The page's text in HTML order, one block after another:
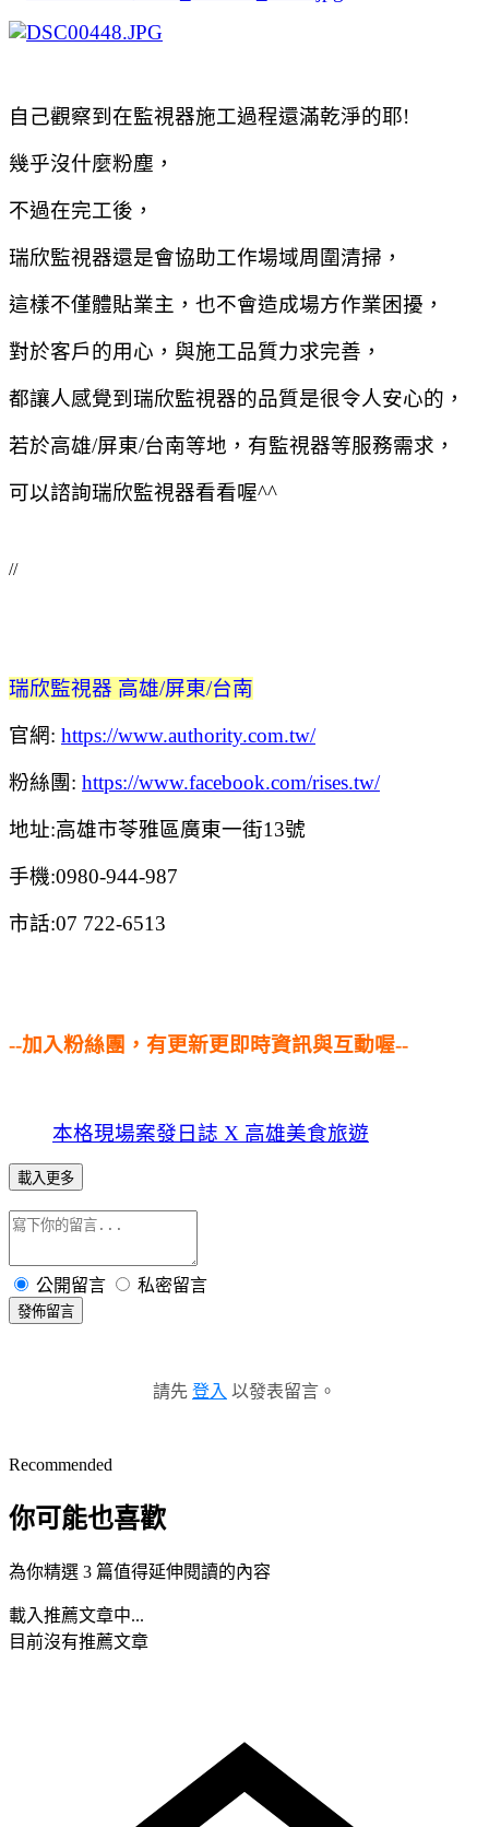
自己觀察到在監視器施工過程還滿乾淨的耶!
幾乎沒什麼粉塵，
不過在完工後，
瑞欣監視器還是會協助工作場域周圍清掃，
這樣不僅體貼業主，也不會造成場方作業困擾，
對於客戶的用心， 與施工品質力求完善，
都讓人感覺到瑞欣監視器的品質是很令人安心的，
若於高雄/屏東/台南等地，有監視器等服務需求，
可以諮詢瑞欣監視器看看喔^^
//
瑞欣監視器 高雄/屏東/台南
官網: https://www.authority.com.tw/
粉絲團: https://www.facebook.com/rises.tw/
地址:高雄市苓雅區廣東一街13號
手機:0980-944-987
市話:07 722-6513
--加入粉絲團，有更新更即時資訊與互動喔--
本格現場案發日誌 X 高雄美食旅遊
載入更多
公開留言 私密留言
發佈留言
請先 登入 以發表留言。
Recommended
你可能也喜歡
為你精選 3 篇值得延伸閱讀的內容
載入推薦文章中...
目前沒有推薦文章